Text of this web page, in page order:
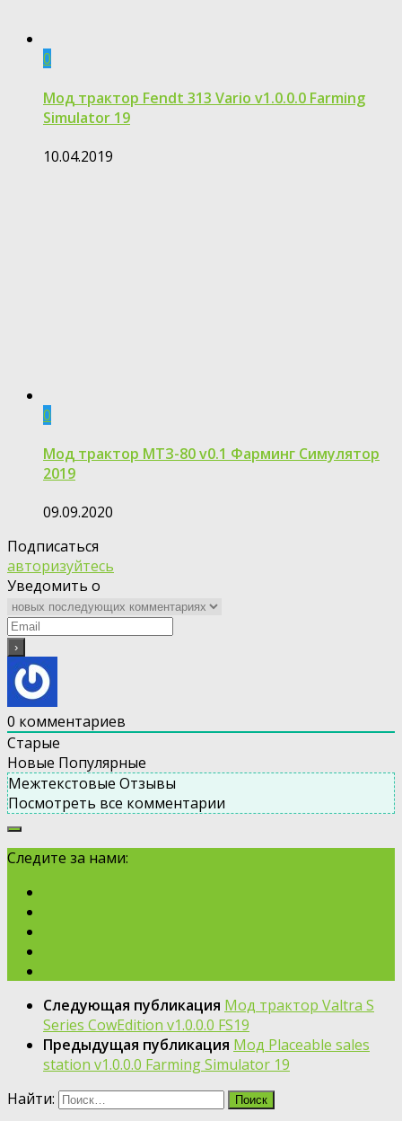
0
Moд трактор Fendt 313 Vario v1.0.0.0 Farming
Simulator 19
10.04.2019
0
Мод трактор МТЗ-80 v0.1 Фарминг Симулятор
2019
09.09.2020
Подписаться
авторизуйтесь
Уведомить о
0 комментариев
Старые
Новые Популярные
Межтекстовые Отзывы
Посмотреть все комментарии
Следите за нами:
Следующая публикация Мод трактор Valtra S
Series CowEdition v1.0.0.0 FS19
Предыдущая публикация Мод Placeable sales
station v1.0.0.0 Farming Simulator 19
Найти: